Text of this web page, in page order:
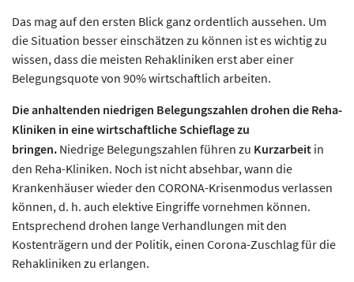
Das mag auf den ersten Blick ganz ordentlich aussehen. Um
die Situation besser einschätzen zu können ist es wichtig zu
wissen, dass die meisten Rehakliniken erst aber einer
Belegungsquote von 90% wirtschaftlich arbeiten.
Die anhaltenden niedrigen Belegungszahlen drohen die Reha-
Kliniken in eine wirtschaftliche Schieflage zu
bringen. Niedrige Belegungszahlen führen zu Kurzarbeit in
den Reha-Kliniken. Noch ist nicht absehbar, wann die
Krankenhäuser wieder den CORONA-Krisenmodus verlassen
können, d. h. auch elektive Eingriffe vornehmen können.
Entsprechend drohen lange Verhandlungen mit den
Kostenträgern und der Politik, einen Corona-Zuschlag für die
Rehakliniken zu erlangen.